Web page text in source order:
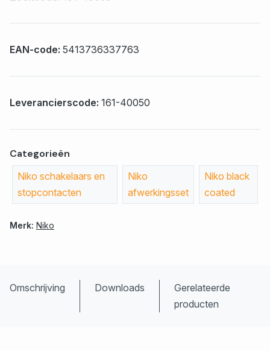
EAN-code: 5413736337763
Leverancierscode: 161-40050
Categorieën
Niko schakelaars en
stopcontacten
Niko
afwerkingsset
Niko black
coated
Merk: Niko
Omschrijving Downloads
Gerelateerde
producten